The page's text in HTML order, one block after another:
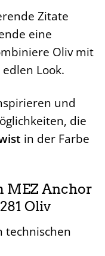
Zitate
eine
Oliv mit
Look.
und
die
in der Farbe
MEZ Anchor
Oliv
technischen